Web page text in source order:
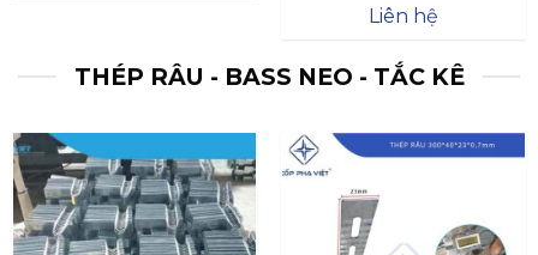
Được xếp
5
Liên hệ
THÉP RÂU - BASS NEO - TẮC KÊ